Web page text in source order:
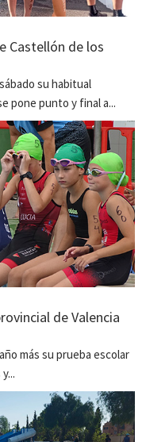
Castellón de los
su habitual
pone punto y final a...
de Valencia
más su prueba escolar